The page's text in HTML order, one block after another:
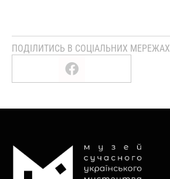
ПОДІЛИТИСЬ В СОЦІАЛЬНИХ МЕРЕЖАХ